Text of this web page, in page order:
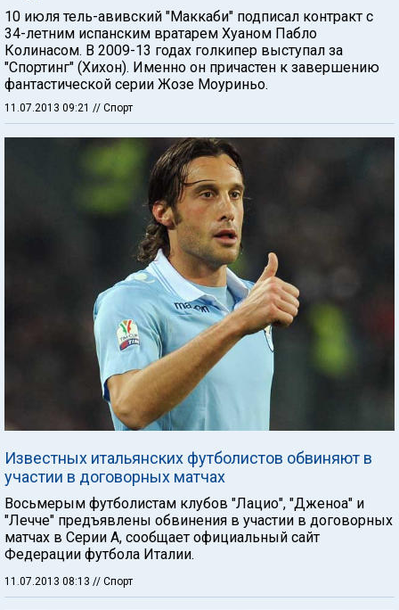
10 июля тель-авивский "Маккаби" подписал контракт с
34-летним испанским вратарем Хуаном Пабло
Колинасом. В 2009-13 годах голкипер выступал за
"Спортинг" (Хихон). Именно он причастен к завершению
фантастической серии Жозе Моуриньо.
11.07.2013 09:21 // Спорт
Известных итальянских футболистов обвиняют в
участии в договорных матчах
Восьмерым футболистам клубов "Лацио", "Дженоа" и
"Лечче" предъявлены обвинения в участии в договорных
матчах в Серии А, сообщает официальный сайт
Федерации футбола Италии.
11.07.2013 08:13 // Спорт